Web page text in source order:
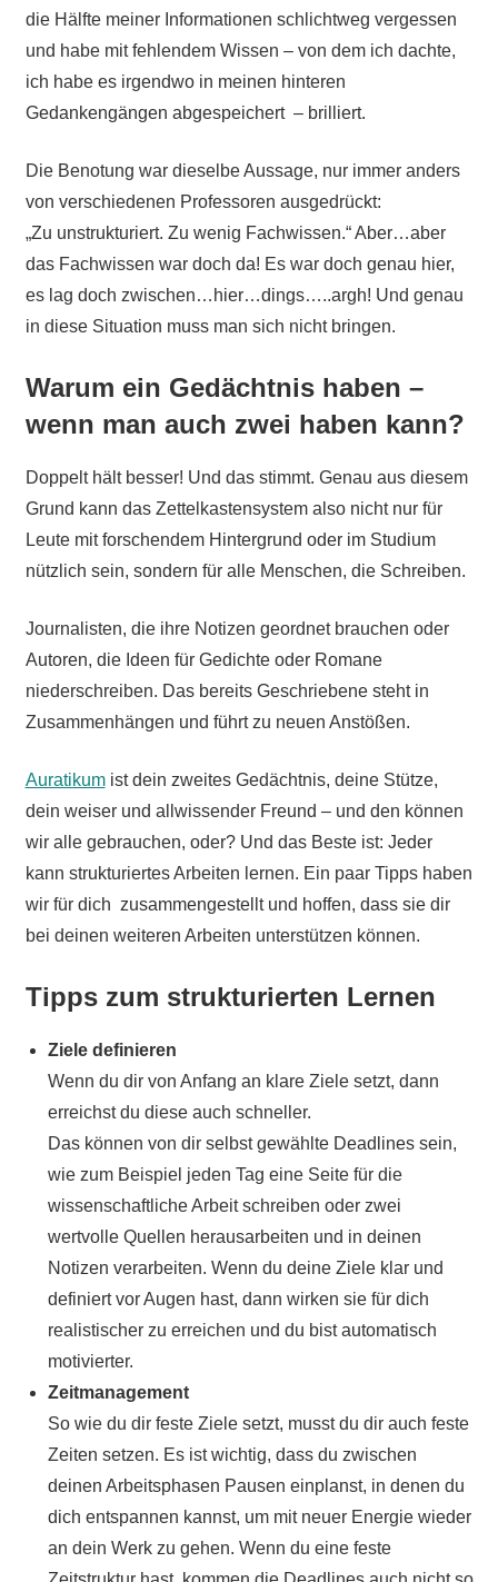
die Hälfte meiner Informationen schlichtweg vergessen
und habe mit fehlendem Wissen – von dem ich dachte,
ich habe es irgendwo in meinen hinteren
Gedankengängen abgespeichert – brilliert.
Die Benotung war dieselbe Aussage, nur immer anders
von verschiedenen Professoren ausgedrückt:
„Zu unstrukturiert. Zu wenig Fachwissen.“ Aber…aber
das Fachwissen war doch da! Es war doch genau hier,
es lag doch zwischen…hier…dings…..argh! Und genau
in diese Situation muss man sich nicht bringen.
Warum ein Gedächtnis haben –
wenn man auch zwei haben kann?
Doppelt hält besser! Und das stimmt. Genau aus diesem
Grund kann das Zettelkastensystem also nicht nur für
Leute mit forschendem Hintergrund oder im Studium
nützlich sein, sondern für alle Menschen, die Schreiben.
Journalisten, die ihre Notizen geordnet brauchen oder
Autoren, die Ideen für Gedichte oder Romane
niederschreiben. Das bereits Geschriebene steht in
Zusammenhängen und führt zu neuen Anstößen.
Auratikumist dein zweites Gedächtnis, deine Stütze,
dein weiser und allwissender Freund – und den können
wir alle gebrauchen, oder? Und das Beste ist: Jeder
kann strukturiertes Arbeiten lernen. Ein paar Tipps haben
wir für dich zusammengestellt und hoffen, dass sie dir
bei deinen weiteren Arbeiten unterstützen können.
Tipps zum strukturierten Lernen
Ziele definieren
Wenn du dir von Anfang an klare Ziele setzt, dann
erreichst du diese auch schneller.
Das können von dir selbst gewählte Deadlines sein,
wie zum Beispiel jeden Tag eine Seite für die
wissenschaftliche Arbeit schreiben oder zwei
wertvolle Quellen herausarbeiten und in deinen
Notizen verarbeiten. Wenn du deine Ziele klar und
definiert vor Augen hast, dann wirken sie für dich
realistischer zu erreichen und du bist automatisch
motivierter.
Zeitmanagement
So wie du dir feste Ziele setzt, musst du dir auch feste
Zeiten setzen. Es ist wichtig, dass du zwischen
deinen Arbeitsphasen Pausen einplanst, in denen du
dich entspannen kannst, um mit neuer Energie wieder
an dein Werk zu gehen. Wenn du eine feste